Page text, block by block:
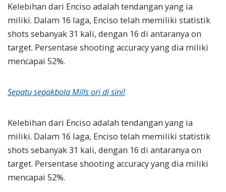
Kelebihan dari Enciso adalah tendangan yang ia
miliki. Dalam 16 laga, Enciso telah memiliki statistik
shots sebanyak 31 kali, dengan 16 di antaranya on
target. Persentase shooting accuracy yang dia miliki
mencapai 52%.
Sepatu sepakbola Mills ori di sini!
Kelebihan dari Enciso adalah tendangan yang ia
miliki. Dalam 16 laga, Enciso telah memiliki statistik
shots sebanyak 31 kali, dengan 16 di antaranya on
target. Persentase shooting accuracy yang dia miliki
mencapai 52%.